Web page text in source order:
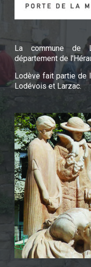
La commune de
département de
Lodève fait partie de
Lodévois et Larzac.